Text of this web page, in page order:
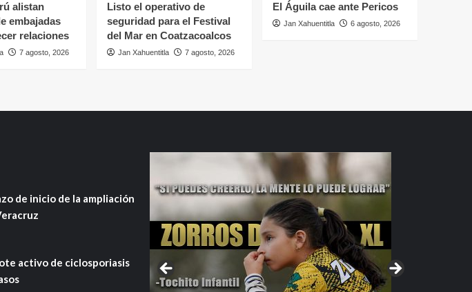
alistan
embajadas
relaciones
7 agosto, 2026
Listo el operativo de
seguridad para el Festival
del Mar en Coatzacoalcos
Jan Xahuentitla 7 agosto, 2026
El Águila cae ante Pericos
Jan Xahuentitla 6 agosto, 2026
de inicio de la ampliación
activo de ciclosporiasis